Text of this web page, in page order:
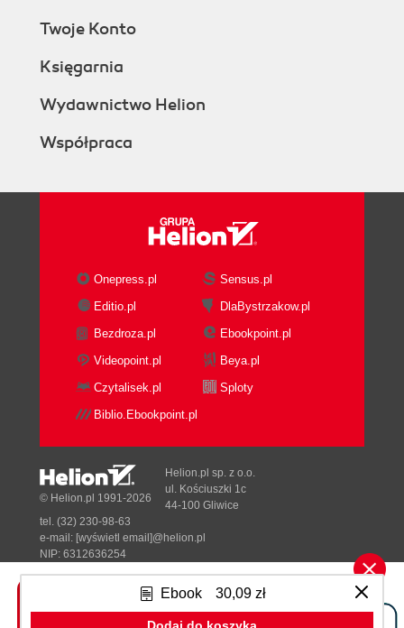
Część 2. Uwierzytelnianie i szyfrowanie (172)
SMTPS (175)
DKIM (182)
Część 1. Podstawy bezpieczeństwa DNS (196)
(197)
Hartowanie rekursywnych serwerów DNS
Część 2. Ataki DNS Amplification i mechanizm
Rate Limiting (200)
Rejestrowanie zapytań DNS (201)
Dynamiczne uwierzytelnianie DNS (201)
Jak działa DNS? (205)
Bezpieczeństwo DNS (206)
Jak działa DNSSEC? (207)
Terminologia DNSSEC (210)
Dodawanie obsługi DNSSEC dla strefy (212)
Podsumowanie (215)
Rozdział 8. Baza danych (217)
Część 1. Podstawy bezpieczeństwa baz danych
Ebook 30,09 zł
Twoje Konto
Księgarnia
Wydawnictwo Helion
Współpraca
Onepress.pl
Sensus.pl
Editio.pl
DlaBystrzakow.pl
Bezdroza.pl
Ebookpoint.pl
Videopoint.pl
Beya.pl
Czytalisek.pl
Sploty
Biblio.Ebookpoint.pl
Tonik.pl
© Helion.pl 1991-2026
Helion.pl sp. z o.o.
ul. Kościuszki 1c
44-100 Gliwice
tel. (32) 230-98-63
e-mail: [wyświetl email]@helion.pl
NIP: 6312636254